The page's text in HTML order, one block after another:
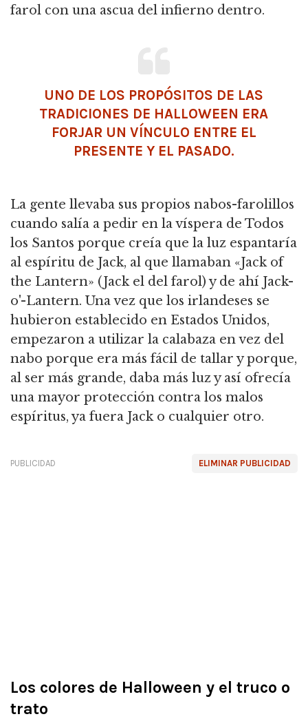
farol con una ascua del infierno dentro.
UNO DE LOS PROPÓSITOS DE LAS
TRADICIONES DE HALLOWEEN ERA
FORJAR UN VÍNCULO ENTRE EL
PRESENTE Y EL PASADO.
La gente llevaba sus propios nabos-farolillos
cuando salía a pedir en la víspera de Todos
los Santos porque creía que la luz espantaría
al espíritu de Jack, al que llamaban «Jack of
the Lantern» (Jack el del farol) y de ahí Jack-
o'-Lantern. Una vez que los irlandeses se
hubieron establecido en Estados Unidos,
empezaron a utilizar la calabaza en vez del
nabo porque era más fácil de tallar y porque,
al ser más grande, daba más luz y así ofrecía
una mayor protección contra los malos
espíritus, ya fuera Jack o cualquier otro.
ELIMINAR PUBLICIDAD
PUBLICIDAD
Los colores de Halloween y el truco o
trato